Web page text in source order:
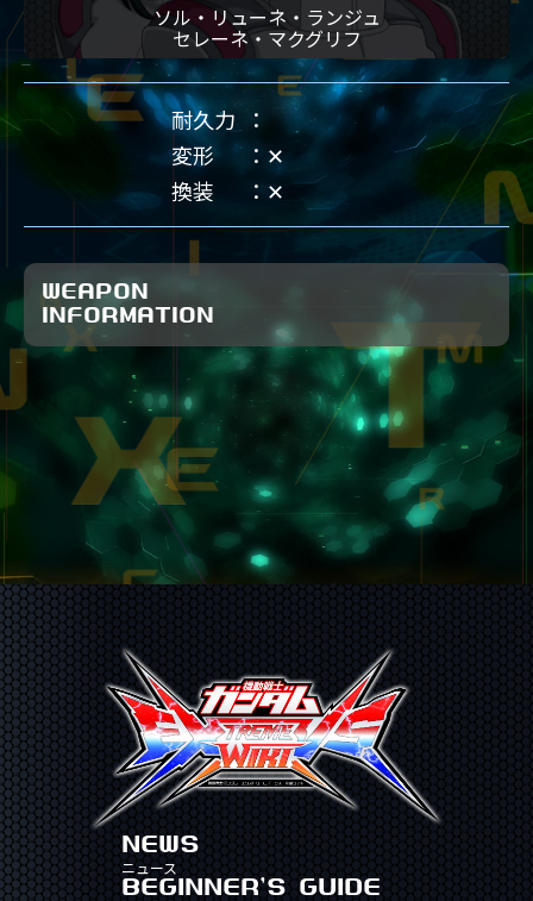
ソル・リューネ・ランジュ
セレーネ・マクグリフ
耐久力
変形
✕
換装
✕
WEAPON
INFORMATION
NEWS
ニュース
BEGINNER'S GUIDE